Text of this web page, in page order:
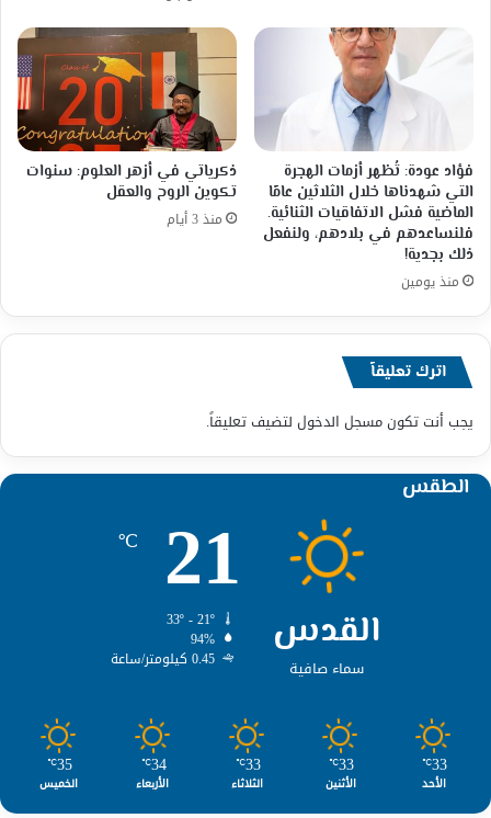
فؤاد عودة: تُظهر أزمات الهجرة
التي شهدناها خلال الثلاثين عامًا
الماضية فشل الاتفاقيات الثنائية.
فلنساعدهم في بلادهم، ولنفعل
ذلك بجدية!
منذ يومين
ذكرياتي في أزهر العلوم: سنوات
تكوين الروح والعقل
منذ 3 أيام
اترك تعليقاً
يجب أنت تكونمسجل الدخول لتضيف تعليقاً.
الطقس
القدس
سماء صافية
21
℃
94%
0.45 كيلومتر/ساعة
33
℃
الأحد
33
℃
الأثنين
33
℃
الثلاثاء
34
℃
الأربعاء
35
℃
الخميس